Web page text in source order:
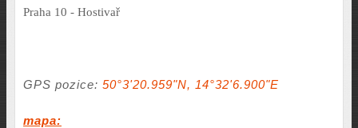
Praha 10 - Hostivař
GPS pozice: 50°3'20.959"N, 14°32'6.900"E
mapa: